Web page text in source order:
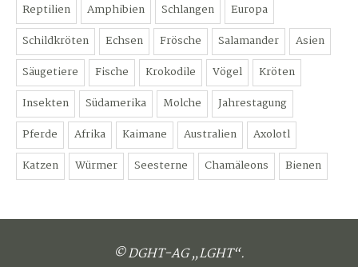
Reptilien Amphibien Schlangen
Europa
Schildkröten
Echsen Frösche Salamander
Asien
Säugetiere
Fische Krokodile Vögel
Kröten
Insekten
Südamerika Molche
Jahrestagung
Pferde
Afrika Kaimane Australien
Axolotl
Katzen
Würmer Seesterne Chamäleons Bienen
© DGHT-AG „LGHT“.